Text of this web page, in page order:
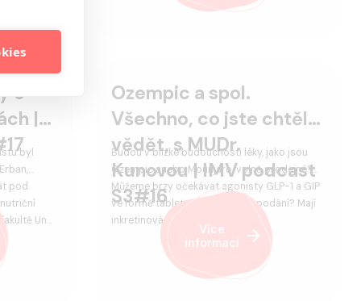
o
|
byl
pod
Un…
Ozempic a spol.
Všechno, co jste chtěli
vědět, s MUDr.
Kunovou | IMV podcast
S3#16
Budou v blízké budoucnosti léky, jako jsou
Ozempic anebo Mounjaro, volně prodejné?
Můžeme brzy očekávat agonisty GLP-1 a GIP
ve formě tablety pro perorální podání? Mají
inkretinová analoga reálný pot…
Více
informací